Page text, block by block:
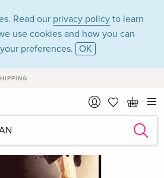
Read our privacy policy to learn
use cookies and how you can
preferences. OK